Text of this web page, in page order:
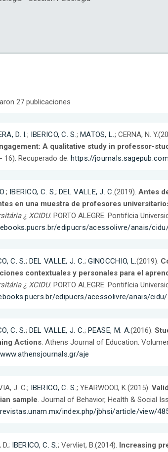
27 publicaciones
D. I.; IBERICO, C. S.; MATOS, L.; CERNA, N.
A qualitative study in professor-
16). Recuperado de: https://
; IBERICO, C. S.; DEL VALLE, J. C.(2019). Antes
en una muestra de profesores
¿ XCIDU. PORTO ALEGRE. Pontifícia
edipucrs/acessolivre/anais/
C. S.; DEL VALLE, J. C.; GINOCCHIO, L.(2019).
contextuales y personales para el
¿ XCIDU. PORTO ALEGRE. Pontifícia
edipucrs/acessolivre/anais/
C. S.; DEL VALLE, J. C.; PEASE, M. A.(2016).
Actions. Athens Journal of Education.
aje
J. C.; IBERICO, C. S.; YEARWOOD, K.(2015).
sample. Journal of Behavior, Health & Social
index.php/jbhsi/article/view/
IBERICO, C. S.; Vervliet, B.(2014). Increasing